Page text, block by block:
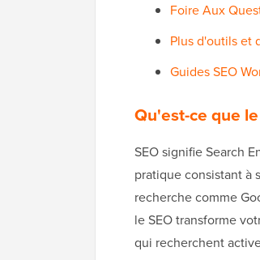
Foire Aux
Plus d'outils et
Guides SEO
Qu'est-ce que
SEO signifie Search
pratique consistant à
recherche comme
le SEO transforme
qui recherchent